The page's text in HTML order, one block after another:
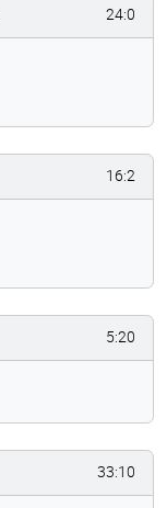
24:0
16:2
5:20
33:10